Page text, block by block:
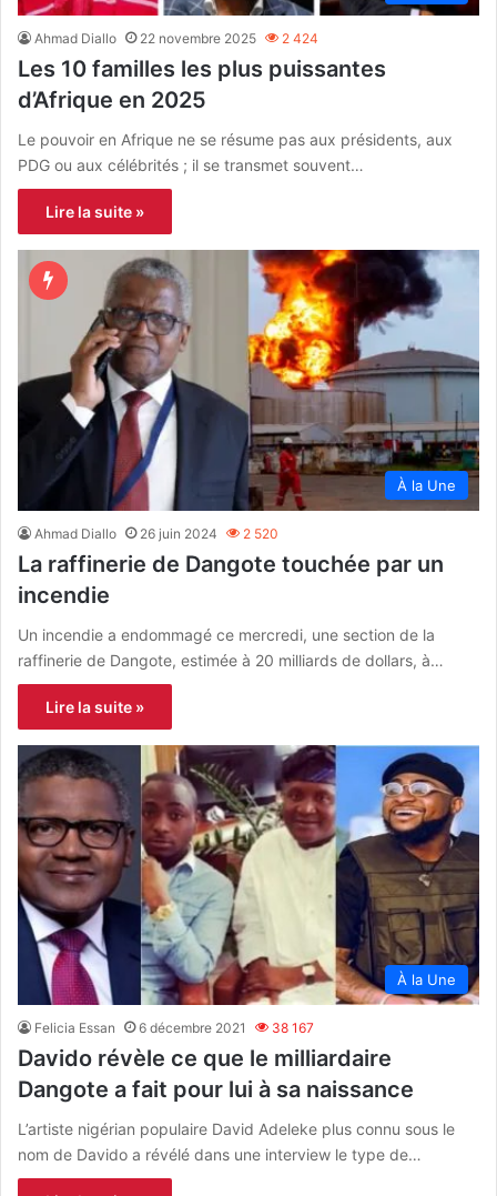
Ahmad Diallo 22 novembre 2025 2 424
Les 10 familles les plus puissantes
d’Afrique en 2025
Le pouvoir en Afrique ne se résume pas aux présidents, aux
PDG ou aux célébrités ; il se transmet souvent…
Lire la suite »
À la Une
Ahmad Diallo 26 juin 2024 2 520
La raffinerie de Dangote touchée par un
incendie
Un incendie a endommagé ce mercredi, une section de la
raffinerie de Dangote, estimée à 20 milliards de dollars, à…
Lire la suite »
À la Une
Felicia Essan 6 décembre 2021 38 167
Davido révèle ce que le milliardaire
Dangote a fait pour lui à sa naissance
L’artiste nigérian populaire David Adeleke plus connu sous le
nom de Davido a révélé dans une interview le type de…